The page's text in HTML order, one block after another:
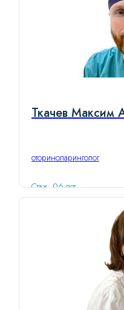
Ткачев Максим
оториноларинголог
Стаж: 06 лет